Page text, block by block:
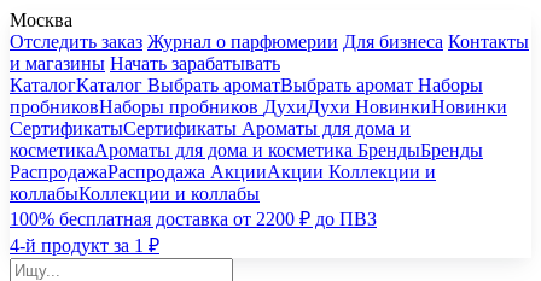
Москва
Отследить заказ Журнал о парфюмерии Для бизнеса Контакты
и магазины Начать зарабатывать
КаталогКаталог Выбрать ароматВыбрать аромат Наборы
пробниковНаборы пробников ДухиДухи НовинкиНовинки
СертификатыСертификаты Ароматы для дома и
косметикаАроматы для дома и косметика БрендыБренды
РаспродажаРаспродажа АкцииАкции Коллекции и
коллабыКоллекции и коллабы
100% бесплатная доставка от 2200 ₽ до ПВЗ
4-й продукт за 1 ₽